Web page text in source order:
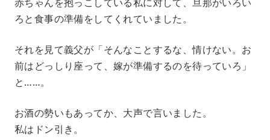
ろと食事の準備をしてくれていました。
それを見て義父が「そんなことするな、情けない。お
前はどっしり座って、嫁が準備するのを待っていろ」
と……。
お酒の勢いもあってか、大声で言いました。
私はドン引き。